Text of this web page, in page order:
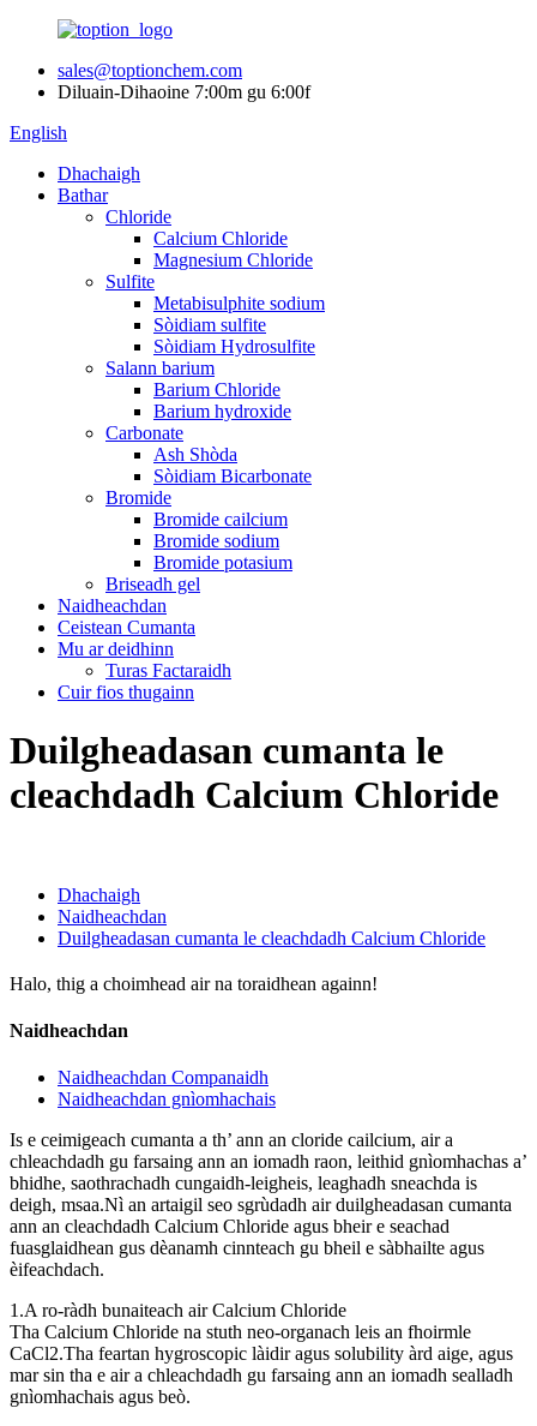
sales@toptionchem.com
Diluain-Dihaoine 7:00m gu 6:00f
English
Dhachaigh
Bathar
Chloride
Calcium Chloride
Magnesium Chloride
Sulfite
Metabisulphite sodium
Sòidiam sulfite
Sòidiam Hydrosulfite
Salann barium
Barium Chloride
Barium hydroxide
Carbonate
Ash Shòda
Sòidiam Bicarbonate
Bromide
Bromide cailcium
Bromide sodium
Bromide potasium
Briseadh gel
Naidheachdan
Ceistean Cumanta
Mu ar deidhinn
Turas Factaraidh
Cuir fios thugainn
Duilgheadasan cumanta le
cleachdadh Calcium Chloride
Dhachaigh
Naidheachdan
Duilgheadasan cumanta le cleachdadh Calcium Chloride
Halo, thig a choimhead air na toraidhean againn!
Naidheachdan
Naidheachdan Companaidh
Naidheachdan gnìomhachais
Is e ceimigeach cumanta a th’ ann an cloride cailcium, air a
chleachdadh gu farsaing ann an iomadh raon, leithid gnìomhachas a’
bhidhe, saothrachadh cungaidh-leigheis, leaghadh sneachda is
deigh, msaa.Nì an artaigil seo sgrùdadh air duilgheadasan cumanta
ann an cleachdadh Calcium Chloride agus bheir e seachad
fuasglaidhean gus dèanamh cinnteach gu bheil e sàbhailte agus
èifeachdach.
1.A ro-ràdh bunaiteach air Calcium Chloride
Tha Calcium Chloride na stuth neo-organach leis an fhoirmle
CaCl2.Tha feartan hygroscopic làidir agus solubility àrd aige, agus
mar sin tha e air a chleachdadh gu farsaing ann an iomadh sealladh
gnìomhachais agus beò.